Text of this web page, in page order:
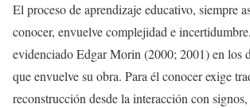
El proceso de aprendizaje educativo, siempre
conocer, envuelve complejidad e
evidenciado Edgar Morin (2000; 2001) en los
que envuelve su obra. Para él conocer exige
reconstrucción desde la interacción con